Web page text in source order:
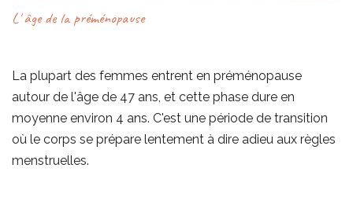
L' âge de la préménopause
La plupart des femmes entrent en préménopause
autour de l'âge de 47 ans, et cette phase dure en
moyenne environ 4 ans. C'est une période de transition
où le corps se prépare lentement à dire adieu aux règles
menstruelles.